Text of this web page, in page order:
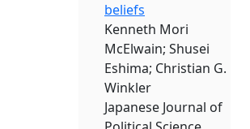
beliefs
Kenneth Mori
McElwain; Shusei
Eshima; Christian G.
Winkler
Japanese Journal of